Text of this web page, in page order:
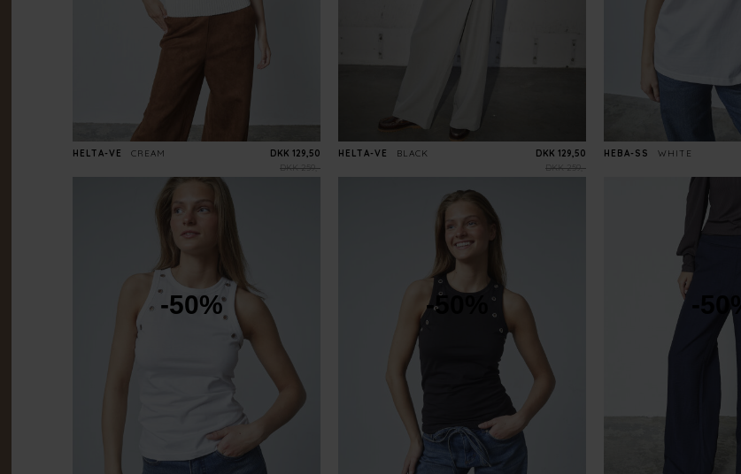
HELTA-VE
CREAM
DKK 259,-
DKK 129,50 HELTA-VE
BLACK
DKK 259,-
DKK 129,50 HEBA-SS
WHITE
-50% -50% -50%